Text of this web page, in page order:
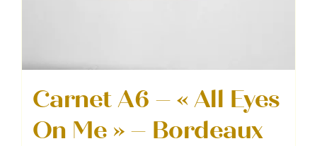
Carnet A6 – « All Eyes
On Me » – Bordeaux